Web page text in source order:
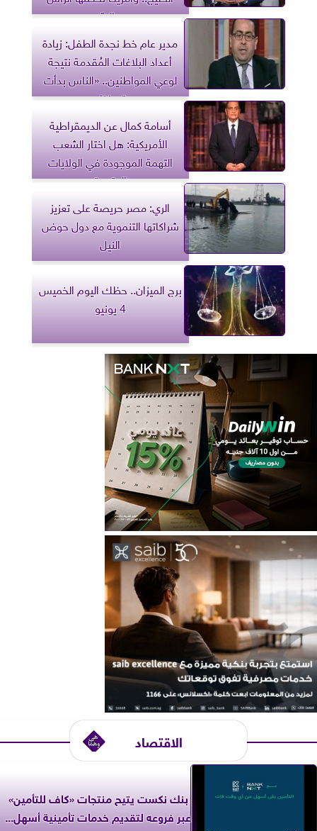
مالية
مدير عام خط نجدة الطفل: زيادة
أعداد البلاغات المُقدمة نتيجة
لوعي المواطنين.. «الناس بدأت
تعرفنا»
أسامة كمال عن الديمقراطية
الأمريكية: هل اختار الشعب
التهمة الموجودة في الولايات
المتحدة
الري: مصر حريصة على تعزيز
شراكاتها التنموية مع دول حوض
النيل
برج الميزان.. حظك اليوم الخميس
4 يونيو
الاقتصاد
بنك نكست يتيح منتجات «كاف للتأمين»
عبر فروعه لتقديم خدمات تأمينية أسهل...